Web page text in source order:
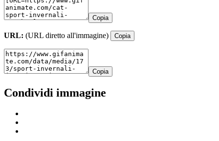
Copia
URL: (URL diretto all'immagine) Copia
Copia
Condividi immagine